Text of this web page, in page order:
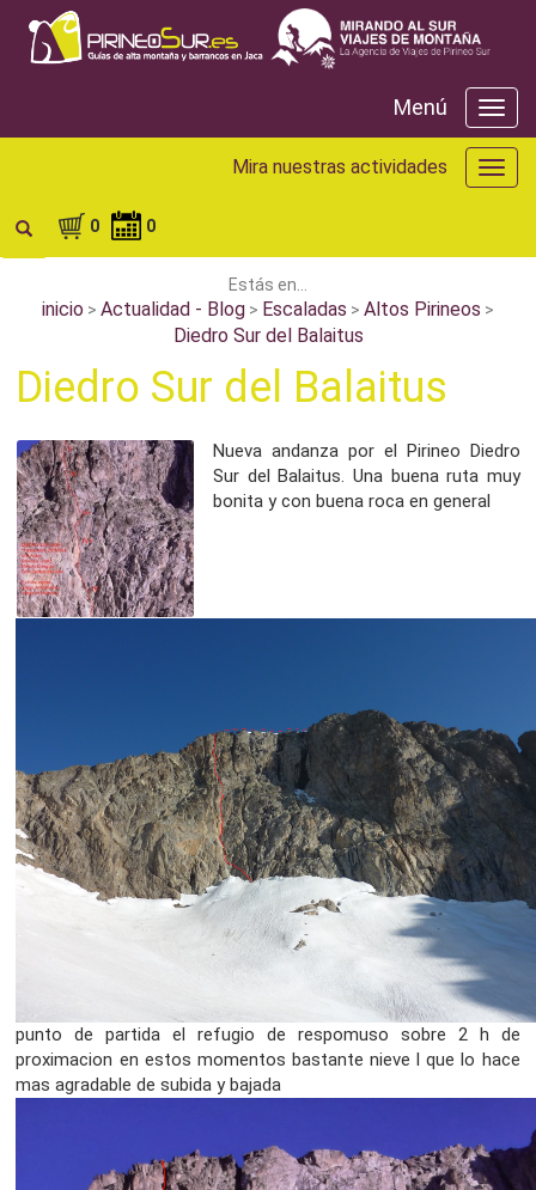
Menú
Menú
Mira
Mira nuestras actividades
0 0
Estás en...
inicio > Actualidad - Blog > Escaladas > Altos Pirineos >
Diedro Sur del Balaitus
Diedro Sur del Balaitus
Nueva andanza por el Pirineo Diedro
Sur del Balaitus. Una buena ruta muy
bonita y con buena roca en general
punto de partida el refugio de respomuso sobre 2 h de
proximacion en estos momentos bastante nieve l que lo hace
mas agradable de subida y bajada